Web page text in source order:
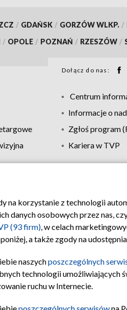
/ GDAŃSK / GORZÓW WLKP. /
/ OPOLE / POZNAŃ / RZESZÓW /
Dołącz do nas:
Centrum
Informacje o
Zgłoś program
Kariera w TVP
Polityka prywatności Moje
na korzystanie z technologii
danych osobowych przez nas,
(93 firm), w celach
a także zgody na
naszychposzczególnych
technologii umożliwiających
ruchu w Internecie.